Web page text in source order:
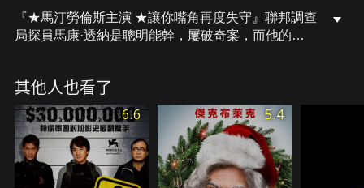
『★馬汀勞倫斯主演 ★讓你嘴角再度失守』聯邦調查
局探員馬康·透納是聰明能幹，屢破奇案，而他的破
治亞州一個銀行搶劫犯身懷鉅款逃亡了，馬康奉命前
往緝拿，唯一的線索就是搶劫犯的女友雪莉。為了接
近雪莉，馬康施展他的變身特技，化身成了雪莉久未
碰頭的祖母，一個超過300磅的「大嬤嬤」。馬康的
特技堪稱一絕，經過化身易容，成功接近了雪梨。然
而相處久了，馬康卻發現自己愛上了可能有份參與收
其他人也看了
6.6 5.4